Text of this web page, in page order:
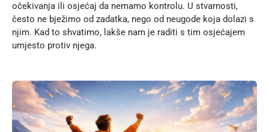
očekivanja ili osjećaj da nemamo kontrolu. U stvarnosti,
često ne bježimo od zadatka, nego od neugode koja dolazi s
njim. Kad to shvatimo, lakše nam je raditi s tim osjećajem
umjesto protiv njega.